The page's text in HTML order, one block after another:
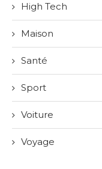
High Tech
Maison
Santé
Sport
Voiture
Voyage